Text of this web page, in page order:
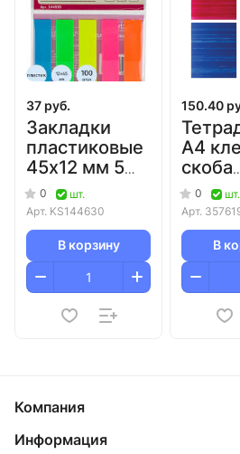
37 руб.
Закладки
пластиковые
45х12 мм 5
цветов по 20
л Attache/96
0
шт.
Арт. KS144630
В корзину
150.40
А4
скоба
0
шт.
Арт.
В
Компания
Информация